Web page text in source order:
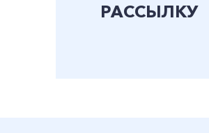
РАССЫЛКУ